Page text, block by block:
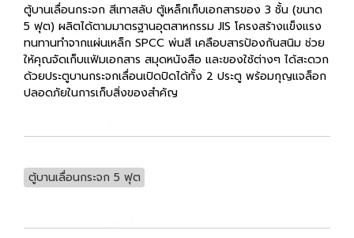
ตู้บานเลื่อนกระจก สีเทาสลับ ตู้เหล็กเก็บเอกสารของ 3 ชั้น (ขนาด
5 ฟุต) ผลิตได้ตามมาตรฐานอุตสาหกรรม JIS โครงสร้างแข็งแรง
ทนทานทำจากแผ่นเหล็ก SPCC พ่นสี เคลือบสารป้องกันสนิม ช่วย
ให้คุณจัดเก็บแฟ้มเอกสาร สมุดหนังสือ และของใช้ต่างๆ ได้สะดวก
ด้วยประตูบานกระจกเลื่อนเปิดปิดได้ทั้ง 2 ประตู พร้อมกุญแจล็อก
ปลอดภัยในการเก็บสิ่งของสำคัญ
ตู้บานเลื่อนกระจก 5 ฟุต